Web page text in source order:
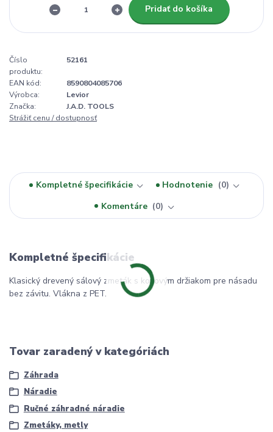
Pridať do košíka
Číslo
produktu:
52161
EAN kód:
8590804085706
Výrobca:
Levior
Značka:
J.A.D. TOOLS
Strážiť cenu / dostupnosť
Kompletné špecifikácie Hodnotenie
0
Komentáre
0
Kompletné špecifikácie
Klasický drevený sálový zmeták s kovovým držiakom pre násadu
bez závitu. Vlákna z PET.
Tovar zaradený v kategóriách
Záhrada
Náradie
Ručné záhradné náradie
Zmetáky, metly